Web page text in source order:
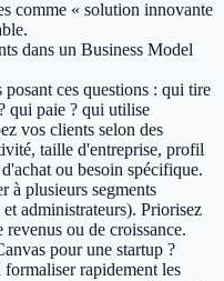
comme « solution innovante
dans un Business Model
ces questions : qui tire
qui paie ? qui utilise
vos clients selon des
taille d'entreprise, profil
ou besoin spécifique.
à plusieurs segments
administrateurs). Priorisez
ou de croissance.
pour une startup ?
rapidement les